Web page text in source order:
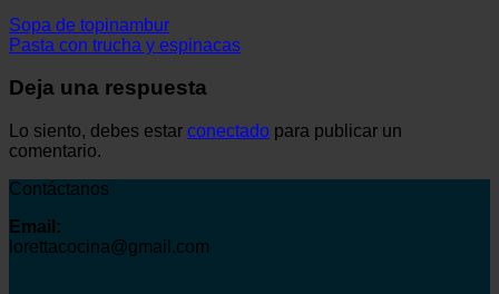
Sopa de topinambur
Pasta con trucha y espinacas
Deja una respuesta
Lo siento, debes estar conectado para publicar un
comentario.
Contáctanos
Email:
lorettacocina@gmail.com